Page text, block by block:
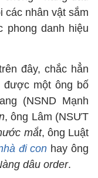
các nhân vật sắm
phong danh hiệu
đây, chắc hẳn
được một ông bố
(NSND Mạnh
, ông Lâm (NSƯT
mắt, ông Luật
đi con hay ông
dâu order.